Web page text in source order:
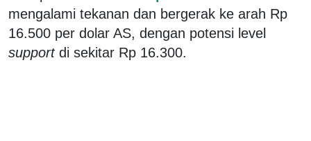
mengalami tekanan dan bergerak ke arah Rp
16.500 per dolar AS, dengan potensi level
supportdi sekitar Rp 16.300.